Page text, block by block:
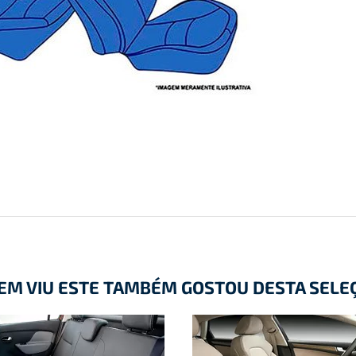
VIU ESTE TAMBÉM GOSTOU DESTA